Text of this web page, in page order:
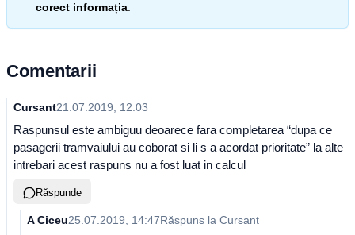
corect informația
Comentarii
Cursant21.07.2019, 12:03
Raspunsul este ambiguu deoarece fara completarea “dupa ce
pasagerii tramvaiului au coborat si li s a acordat prioritate” la alte
intrebari acest raspuns nu a fost luat in calcul
Răspunde
A Ciceu25.07.2019, 14:47Răspuns la Cursant